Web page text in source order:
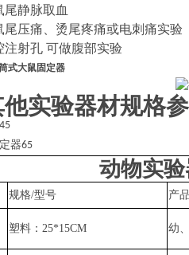
尾静脉取血
尾压痛、烫尾疼痛或电刺痛实验
注射孔 可做腹部实验
式大鼠固定器
实验器材规格参
45
器65
动物实
规格/型号 产
塑料： 25*15CM 幼